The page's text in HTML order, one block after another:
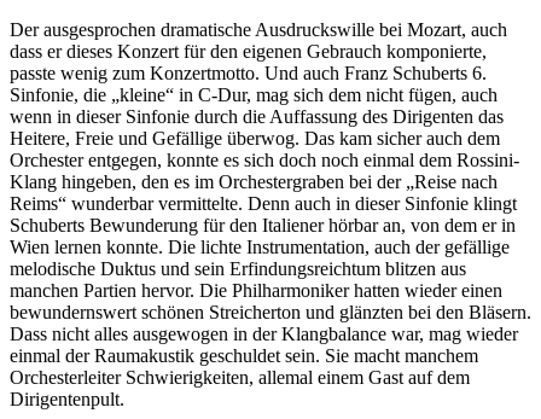
Der ausgesprochen dramatische Ausdruckswille bei Mozart, auch
dass er dieses Konzert für den eigenen Gebrauch komponierte,
passte wenig zum Konzertmotto. Und auch Franz Schuberts 6.
Sinfonie, die „kleine“ in C-Dur, mag sich dem nicht fügen, auch
wenn in dieser Sinfonie durch die Auffassung des Dirigenten das
Heitere, Freie und Gefällige überwog. Das kam sicher auch dem
Orchester entgegen, konnte es sich doch noch einmal dem Rossini-
Klang hingeben, den es im Orchestergraben bei der „Reise nach
Reims“ wunderbar vermittelte. Denn auch in dieser Sinfonie klingt
Schuberts Bewunderung für den Italiener hörbar an, von dem er in
Wien lernen konnte. Die lichte Instrumentation, auch der gefällige
melodische Duktus und sein Erfindungsreichtum blitzen aus
manchen Partien hervor. Die Philharmoniker hatten wieder einen
bewundernswert schönen Streicherton und glänzten bei den Bläsern.
Dass nicht alles ausgewogen in der Klangbalance war, mag wieder
einmal der Raumakustik geschuldet sein. Sie macht manchem
Orchesterleiter Schwierigkeiten, allemal einem Gast auf dem
Dirigentenpult.